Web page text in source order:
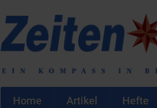
Home Artikel Hefte